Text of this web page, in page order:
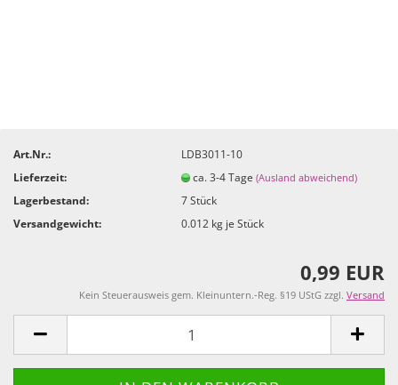
Art.Nr.:
LDB3011-10
Lieferzeit:
ca. 3-4 Tage(Ausland abweichend)
Lagerbestand: 7Stück
Versandgewicht:
0.012 kg je Stück
0,99 EUR
Kein Steuerausweis gem. Kleinuntern.-Reg. §19 UStG zzgl. Versand